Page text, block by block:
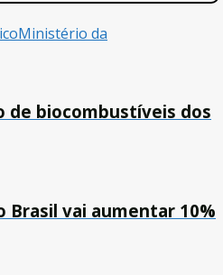
Ministério da
de biocombustíveis dos
Brasil vai aumentar 10%